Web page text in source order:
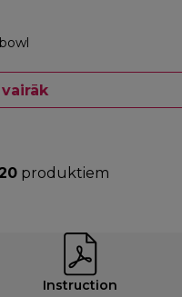
20 produktiem
Instruction